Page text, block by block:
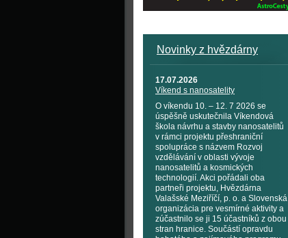
Novinky z hvězdárny
17.07.2026
Víkend s nanosatelity
O víkendu 10. – 12. 7 2026 se
úspěšně uskutečnila Víkendová
škola návrhu a stavby nanosatelitů
v rámci projektu přeshraniční
spolupráce s názvem Rozvoj
vzdělávání v oblasti vývoje
nanosatelitů a kosmických
technologií. Akci pořádali oba
partneři projektu, Hvězdárna
Valašské Meziříčí, p. o. a Slovenská
organizácia pre vesmírné aktivity a
zúčastnilo se ji 15 účastníků z obou
stran hranice. Součástí opravdu